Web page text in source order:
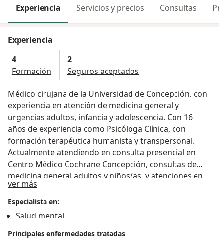
Experiencia Servicios y precios Consultas
Experiencia
4
Formación
2
Seguros aceptados
Médico cirujana de la Universidad de Concepción, con
experiencia en atención de medicina general y
urgencias adultos, infancia y adolescencia. Con 16
años de experiencia como Psicóloga Clínica, con
formación terapéutica humanista y transpersonal.
Actualmente atendiendo en consulta presencial en
Centro Médico Cochrane Concepción, consultas de
medicina general adultos y niños/as, y atenciones en
salud mental. Convenio fonasa y particular.
ver más
Especialista en:
Salud mental
Principales enfermedades tratadas